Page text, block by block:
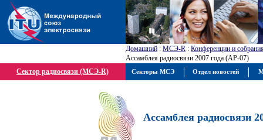
Домашний : МСЭ-R : Конференции и
Ассамблея радиосвязи 2007 года (АР-07)
Сектор радиосвязи (МСЭ-R)
Ассамблея радиосвязи
Секторы МСЭ Отдел новостей